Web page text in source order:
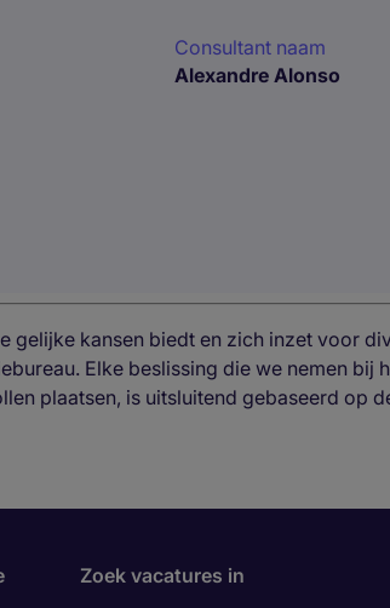
Consultant naam
Alexandre Alonso
gelijke kansen biedt en zich inzet voor
Elke beslissing die we nemen bij
plaatsen, is uitsluitend gebaseerd op
Zoek vacatures in